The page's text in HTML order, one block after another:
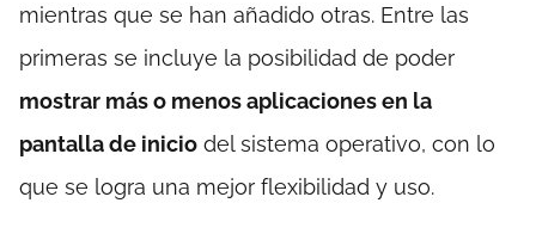
mientras que se han añadido otras. Entre las
primeras se incluye la posibilidad de poder
mostrar más o menos aplicaciones en la
pantalla de inicio del sistema operativo, con lo
que se logra una mejor flexibilidad y uso.